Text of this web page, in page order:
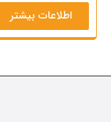
اطلاعات بیشتر